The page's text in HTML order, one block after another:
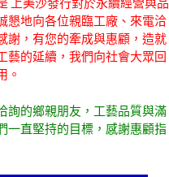
上美沙發行對於永續經營與品
懇地向各位親臨工廠、來電洽
謝，有您的牽成與惠顧，造就
藝的延續，我們向社會大眾回
。
詢的鄉親朋友，工藝品質與滿
一直堅持的目標，感謝惠顧指